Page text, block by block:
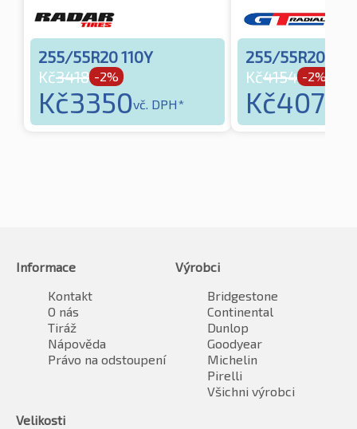
255/55R20 110Y
Kč3418 -2%
Kč3350vč. DPH*
255/55R20
Kč4154 -2%
Kč4070
Informace
Kontakt
O nás
Tiráž
Nápověda
Právo na odstoupení
Výrobci
Bridgestone
Continental
Dunlop
Goodyear
Michelin
Pirelli
Všichni výrobci
Velikosti